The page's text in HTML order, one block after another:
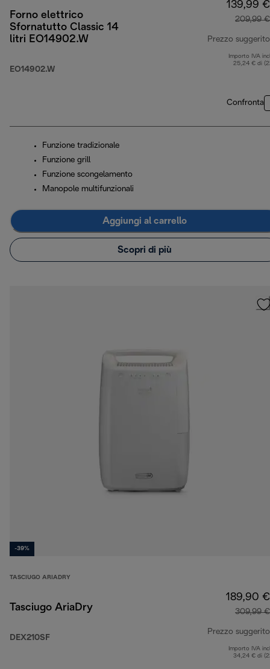
Forno elettrico
Sfornatutto Classic 14
litri EO14902.W
EO14902.W
139,99 €
209,99 €
Prezzo suggerito
Importo IVA
25,24 € di
Confronta
Funzione tradizionale
Funzione grill
Funzione scongelamento
Manopole multifunzionali
Aggiungi al carrello
Scopri di più
-39%
TASCIUGO ARIADRY
Tasciugo AriaDry
DEX210SF
189,90 €
309,99 €
Prezzo suggerito
Importo IVA
34,24 € di